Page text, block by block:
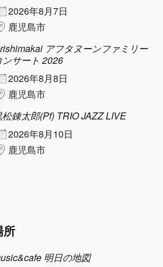
2026年8月7日
鹿児島市
アフタヌーンファミリー
ンサート 2026
2026年8月8日
鹿児島市
松錬太郎(Pf) TRIO JAZZ LIVE
2026年8月10日
鹿児島市
所
明日の地図